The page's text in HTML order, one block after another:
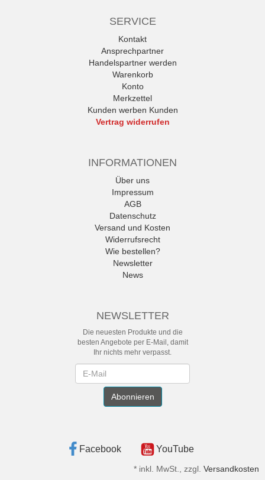
SERVICE
Kontakt
Ansprechpartner
Handelspartner werden
Warenkorb
Konto
Merkzettel
Kunden werben Kunden
Vertrag widerrufen
INFORMATIONEN
Über uns
Impressum
AGB
Datenschutz
Versand und Kosten
Widerrufsrecht
Wie bestellen?
Newsletter
News
NEWSLETTER
Die neuesten Produkte und die
besten Angebote per E-Mail, damit
Ihr nichts mehr verpasst.
Abonnieren
Facebook YouTube
* inkl. MwSt., zzgl. Versandkosten